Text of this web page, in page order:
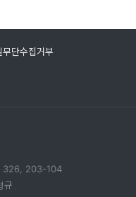
무단수집거부
326, 203-104
규